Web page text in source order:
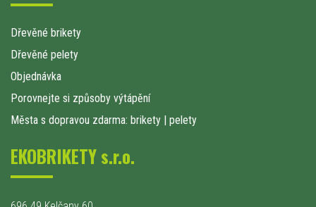
Dřevěné brikety
Dřevěné pelety
Objednávka
Porovnejte si způsoby výtápění
Města s dopravou zdarma: brikety | pelety
EKOBRIKETY s.r.o.